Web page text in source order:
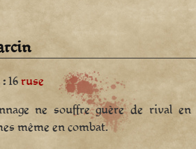
: 16 ruse
ne souffre guère de rival
même en combat.